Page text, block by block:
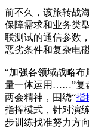
前不久，该旅转战
保障需求和业务类
联测试的通信参数
恶劣条件和复杂电
“加强各领域战略
量一体运用……”复
两会精神，围绕“指
指挥模式，针对演
步训练找准努力方向